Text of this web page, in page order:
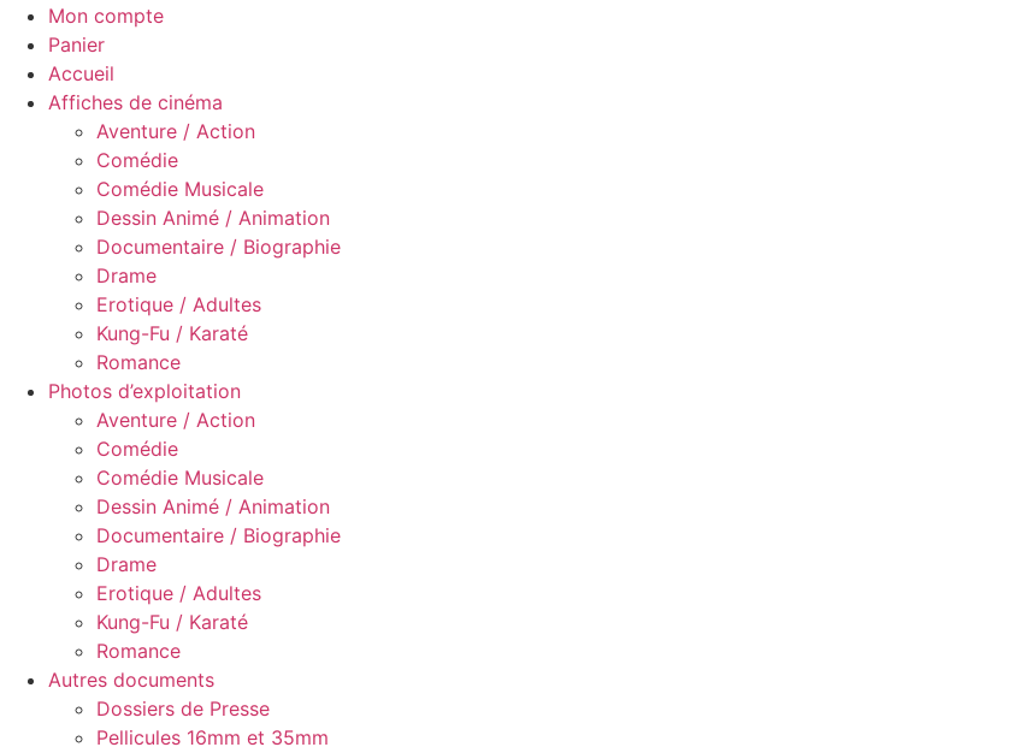
Mon compte
Panier
Accueil
Affiches de cinéma
Aventure / Action
Comédie
Comédie Musicale
Dessin Animé / Animation
Documentaire / Biographie
Drame
Erotique / Adultes
Kung-Fu / Karaté
Romance
Photos d’exploitation
Aventure / Action
Comédie
Comédie Musicale
Dessin Animé / Animation
Documentaire / Biographie
Drame
Erotique / Adultes
Kung-Fu / Karaté
Romance
Autres documents
Dossiers de Presse
Pellicules 16mm et 35mm